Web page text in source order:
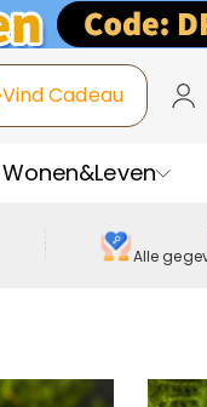
Vind Cadeau
Wonen&Leven
Alle